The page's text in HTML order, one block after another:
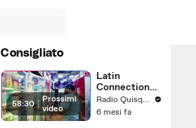
Consigliato
58:30 | Prossimi
video
Latin
Connection
12.02.2026Radio Quisqueya
6 mesi fa